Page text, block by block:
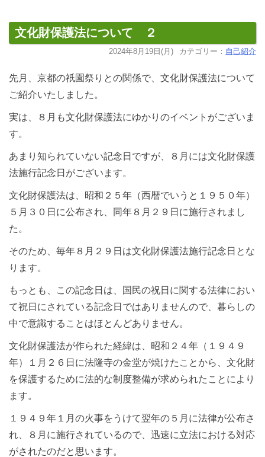
文化財保護法について ２
2024年8月19日(月) カテゴリー： 自己紹介
先月、京都の祇園祭りとの関係で、文化財保護法について
ご紹介いたしました。
実は、８月も文化財保護法にゆかりのイベントがございま
す。
あまり知られていない記念日ですが、８月には文化財保護
法施行記念日がございます。
文化財保護法は、昭和２５年（西暦でいうと１９５０年）
５月３０日に公布され、同年８月２９日に施行されまし
た。
そのため、毎年８月２９日は文化財保護法施行記念日とな
ります。
もっとも、この記念日は、国民の祝日に関する法律におい
て祝日にされている記念日ではありませんので、暮らしの
中で意識することはほとんどありません。
文化財保護法が作られた経緯は、昭和２４年（１９４９
年）１月２６日に法隆寺の金堂が焼けたことから、文化財
を保護するために法的な制度整備が求められたことにより
ます。
１９４９年１月の火事をうけて翌年の５月に法律が公布さ
れ、８月に施行されているので、迅速に立法における対応
がされたのだと思います。